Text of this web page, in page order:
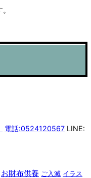
電話:0524120567 LINE:
お財布供養 ご入滅 イラス